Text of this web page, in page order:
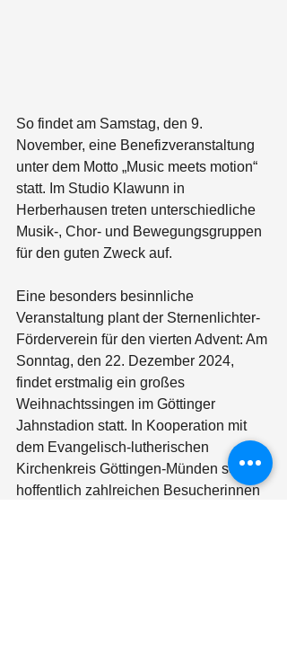
So findet am Samstag, den 9.
November, eine Benefizveranstaltung
unter dem Motto „Music meets motion“
statt. Im Studio Klawunn in
Herberhausen treten unterschiedliche
Musik-, Chor- und Bewegungsgruppen
für den guten Zweck auf.
Eine besonders besinnliche
Veranstaltung plant der Sternenlichter-
Förderverein für den vierten Advent: Am
Sonntag, den 22. Dezember 2024,
findet erstmalig ein großes
Weihnachtssingen im Göttinger
Jahnstadion statt. In Kooperation mit
dem Evangelisch-lutherischen
Kirchenkreis Göttingen-Münden soll mit
hoffentlich zahlreichen Besucherinnen